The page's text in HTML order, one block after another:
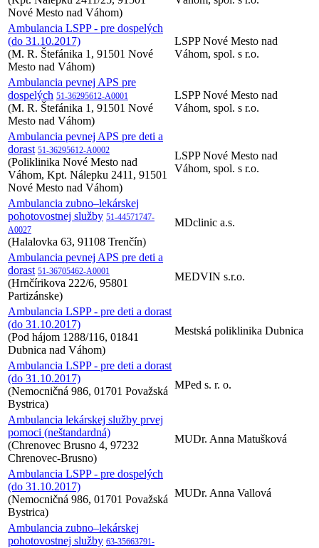
Nové Mesto nad Váhom)
Ambulancia LSPP - pre dospelých
(do 31.10.2017)
(M. R. Štefánika 1, 91501 Nové
Mesto nad Váhom)
LSPP Nové Mesto nad
Váhom, spol. s r.o.
Ambulancia pevnej APS pre
dospelých 51-36295612-A0001
(M. R. Štefánika 1, 91501 Nové
Mesto nad Váhom)
LSPP Nové Mesto nad
Váhom, spol. s r.o.
Ambulancia pevnej APS pre deti a
dorast 51-36295612-A0002
(Poliklinika Nové Mesto nad
Váhom, Kpt. Nálepku 2411, 91501
Nové Mesto nad Váhom)
LSPP Nové Mesto nad
Váhom, spol. s r.o.
Ambulancia zubno–lekárskej
pohotovostnej služby 51-44571747-
A0027
(Halalovka 63, 91108 Trenčín)
MDclinic a.s.
Ambulancia pevnej APS pre deti a
dorast 51-36705462-A0001
(Hrnčírikova 222/6, 95801
Partizánske)
MEDVIN s.r.o.
Ambulancia LSPP - pre deti a dorast
(do 31.10.2017)
(Pod hájom 1288/116, 01841
Dubnica nad Váhom)
Mestská poliklinika Dubnica
Ambulancia LSPP - pre deti a dorast
(do 31.10.2017)
(Nemocničná 986, 01701 Považská
Bystrica)
MPed s. r. o.
Ambulancia lekárskej služby prvej
pomoci (neštandardná)
(Chrenovec Brusno 4, 97232
Chrenovec-Brusno)
MUDr. Anna Matušková
Ambulancia LSPP - pre dospelých
(do 31.10.2017)
(Nemocničná 986, 01701 Považská
Bystrica)
MUDr. Anna Vallová
Ambulancia zubno–lekárskej
pohotovostnej služby 63-35663791-